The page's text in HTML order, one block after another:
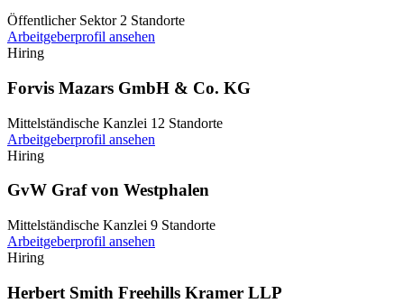
Öffentlicher Sektor 2 Standorte
Arbeitgeberprofil ansehen
Hiring
Forvis Mazars GmbH & Co. KG
Mittelständische Kanzlei 12 Standorte
Arbeitgeberprofil ansehen
Hiring
GvW Graf von Westphalen
Mittelständische Kanzlei 9 Standorte
Arbeitgeberprofil ansehen
Hiring
Herbert Smith Freehills Kramer LLP